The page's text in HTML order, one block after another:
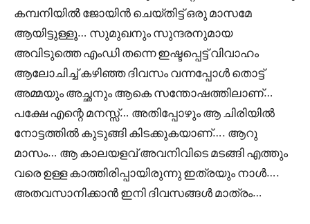
കമ്പനിയിൽ ജോയിൻ ചെയ്തിട്ട്‌ ഒരു മാസമേ
ആയിട്ടുള്ളൂ… സുമുഖനും സുന്ദരനുമായ
അവിടുത്തെ എംഡി തന്നെ ഇഷ്ടപ്പെട്ട് വിവാഹം
ആലോചിച്ച് കഴിഞ്ഞ ദിവസം വന്നപ്പോൾ തൊട്ട്
അമ്മയും അച്ഛനും ആകെ സന്തോഷത്തിലാണ്…
പക്ഷേ എന്റെ മനസ്സ്… അതിപ്പോഴും ആ ചിരിയിൽ
നോട്ടത്തിൽ കുടുങ്ങി കിടക്കുകയാണ്…. ആറു
മാസം… ആ കാലയളവ് അവനിവിടെ മടങ്ങി എത്തും
വരെ ഉള്ള കാത്തിരിപ്പായിരുന്നു ഇത്രയും നാൾ….
അതവസാനിക്കാൻ ഇനി ദിവസങ്ങൾ മാത്രം…